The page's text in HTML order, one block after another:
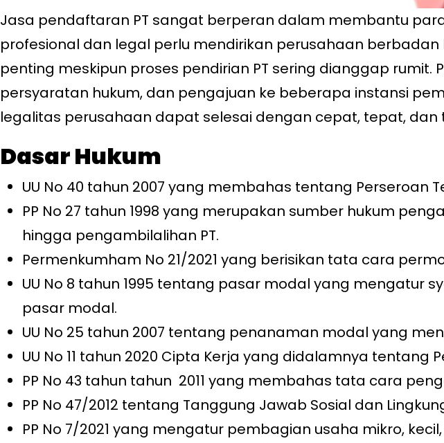
Jasa pendaftaran PT sangat berperan dalam membantu
profesional dan legal perlu mendirikan perusahaan
penting meskipun proses pendirian PT sering dianggap
persyaratan hukum, dan pengajuan ke beberapa instansi
legalitas perusahaan dapat selesai dengan cepat, tepat, dan
Dasar Hukum
UU No 40 tahun 2007 yang membahas tentang Perseroan
PP No 27 tahun 1998 yang merupakan sumber hukum
hingga pengambilalihan PT.
Permenkumham No 21/2021 yang berisikan tata cara
UU No 8 tahun 1995 tentang pasar modal yang
pasar modal.
UU No 25 tahun 2007 tentang penanaman modal yang
UU No 11 tahun 2020 Cipta Kerja yang didalamnya tentang
PP No 43 tahun tahun 2011 yang membahas tata cara
PP No 47/2012 tentang Tanggung Jawab Sosial dan
PP No 7/2021 yang mengatur pembagian usaha mikro,